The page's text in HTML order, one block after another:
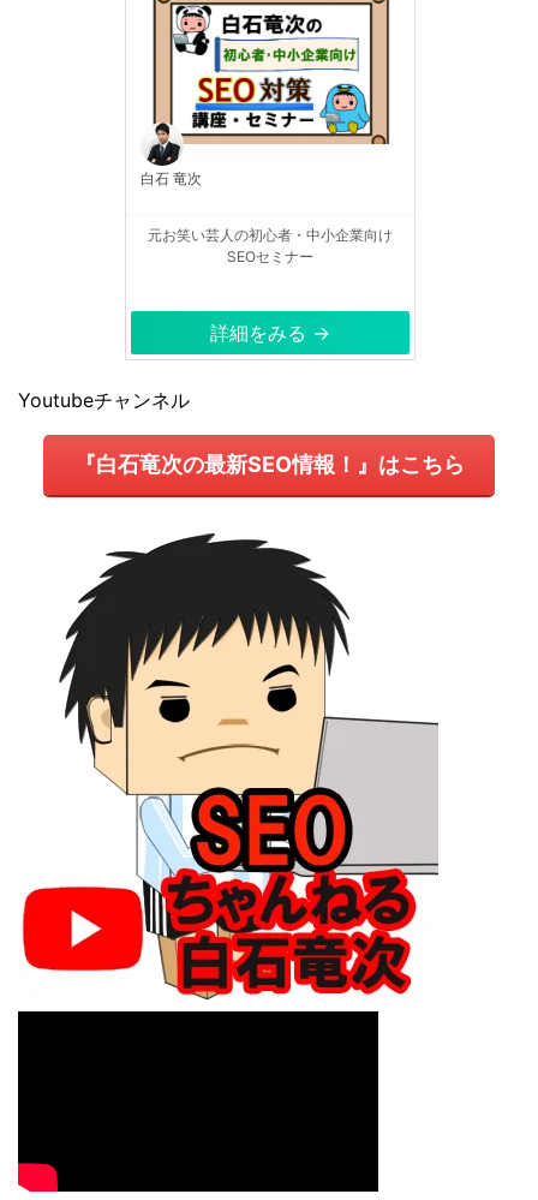
白石 竜次
元お笑い芸人の初心者・中小企業向け
SEOセミナー
詳細をみる →
Youtubeチャンネル
『白石竜次の最新SEO情報！』はこちら